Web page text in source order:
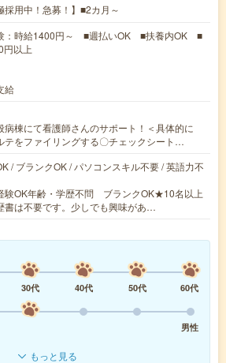
採用中！急募！】■2カ月～
：時給1400円～ ■週払いOK ■扶養内OK ■
円以上
給
棟にて看護師さんのサポート！＜具体的に
をファイリングする〇チェックシート…
/ ブランクOK / パソコンスキル不要 / 英語力不
験OK年齢・学歴不問 ブランクOK★10名以上
書は不要です。少しでも興味があ…
30代 40代 50代
60代
男性
もっと見る